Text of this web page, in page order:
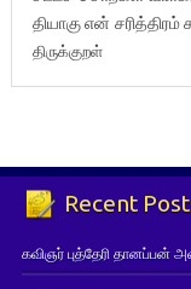
தியாகுஎன் சரித்திரம்
திருக்குறள்
Recent
கவிஞர் புத்தேரி தானப்பன்